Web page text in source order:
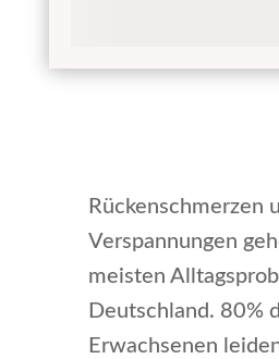
Rückenschmerzen
Verspannungen
meisten
Deutschland. 80%
Erwachsenen